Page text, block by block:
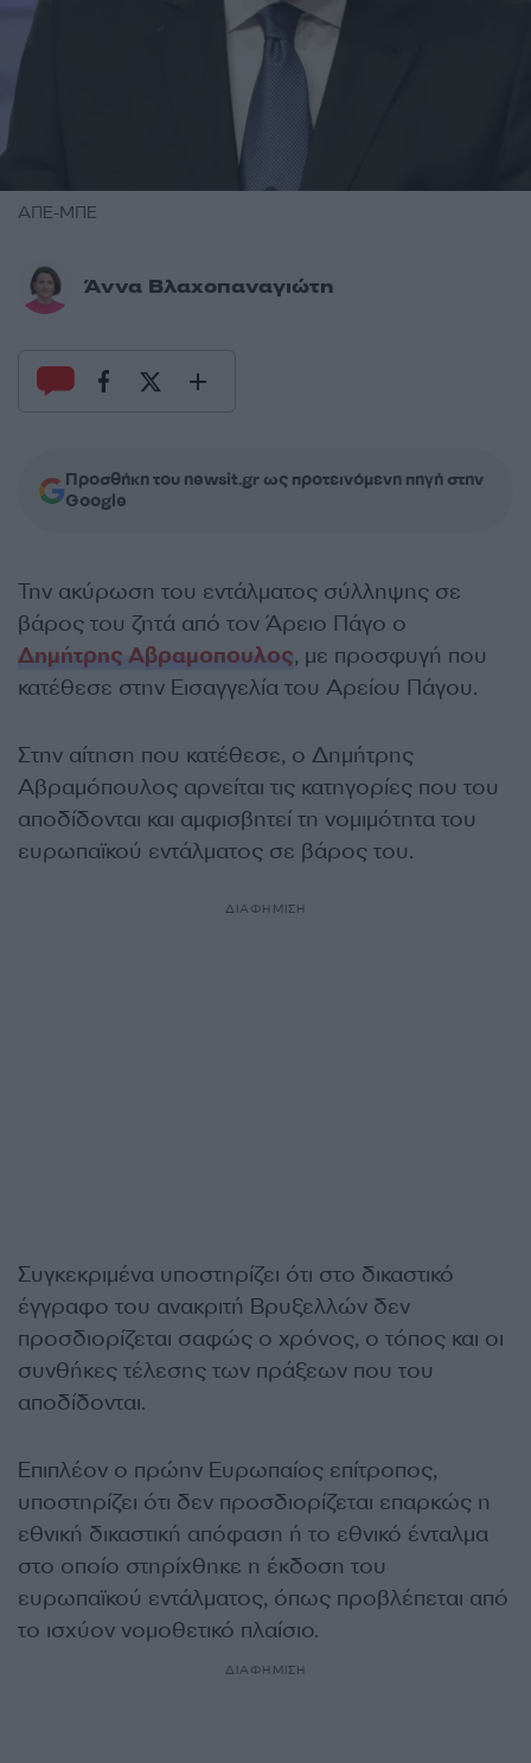
ΑΠΕ-ΜΠΕ
Άννα Βλαχοπαναγιώτη
Προσθήκη του newsit.gr ως προτεινόμενη πηγή στην
Google
Την ακύρωση του εντάλματος σύλληψης σε
βάρος του ζητά από τον Άρειο Πάγο ο
Δημήτρης Αβραμοπουλος, με προσφυγή που
κατέθεσε στην Εισαγγελία του Αρείου Πάγου.
Στην αίτηση που κατέθεσε, ο Δημήτρης
Αβραμόπουλος αρνείται τις κατηγορίες που του
αποδίδονται και αμφισβητεί τη νομιμότητα του
ευρωπαϊκού εντάλματος σε βάρος του.
ΔΙΑΦΗΜΙΣΗ
Συγκεκριμένα υποστηρίζει ότι στο δικαστικό
έγγραφο του ανακριτή Βρυξελλών δεν
προσδιορίζεται σαφώς ο χρόνος, ο τόπος και οι
συνθήκες τέλεσης των πράξεων που του
αποδίδονται.
Επιπλέον ο πρώην Ευρωπαίος επίτροπος,
υποστηρίζει ότι δεν προσδιορίζεται επαρκώς η
εθνική δικαστική απόφαση ή το εθνικό ένταλμα
στο οποίο στηρίχθηκε η έκδοση του
ευρωπαϊκού εντάλματος, όπως προβλέπεται από
το ισχύον νομοθετικό πλαίσιο.
ΔΙΑΦΗΜΙΣΗ